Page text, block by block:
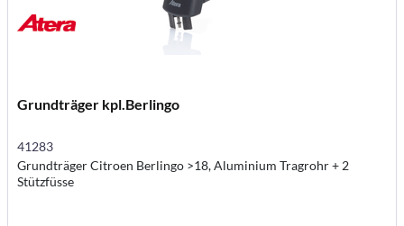
Grundträger kpl.Berlingo
41283
Grundträger Citroen Berlingo >18, Aluminium Tragrohr + 2
Stützfüsse